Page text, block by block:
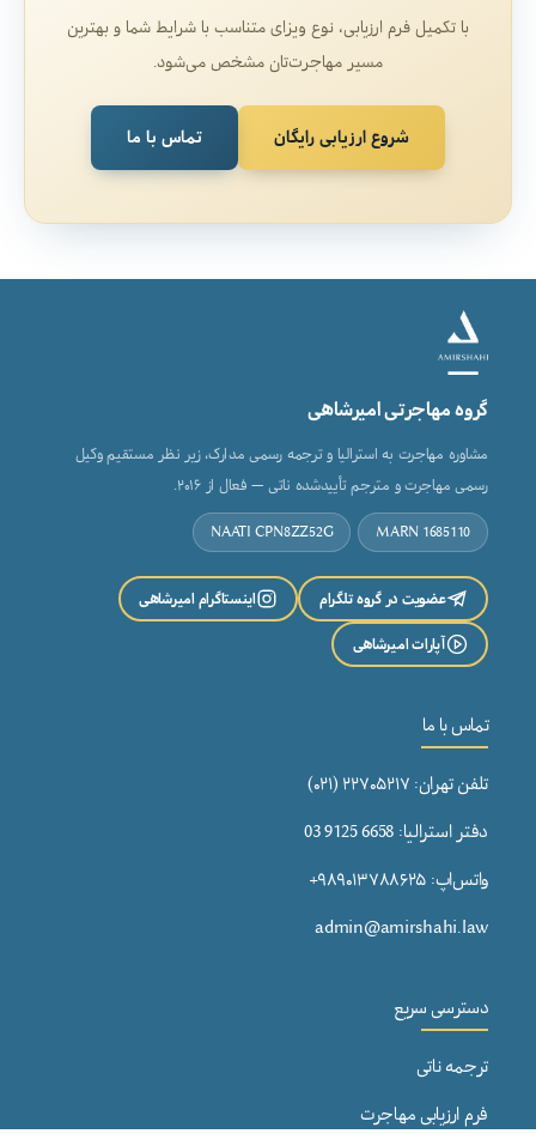
با تکمیل فرم ارزیابی، نوع ویزای متناسب با شرایط شما و بهترین
مسیر مهاجرت‌تان مشخص می‌شود.
شروع ارزیابی رایگان تماس با ما
گروه مهاجرتی امیرشاهی
مشاوره مهاجرت به استرالیا و ترجمه رسمی مدارک، زیر نظر مستقیم وکیل
رسمی مهاجرت و مترجم تأییدشده ناتی — فعال از ۲۰۱۶.
MARN 1685110
NAATI CPN8ZZ52G
عضویت در گروه تلگرام اینستاگرام امیرشاهی
آپارات امیرشاهی
تماس با ما
تلفن تهران: ۲۲۷۰۵۲۱۷ (۰۲۱)
دفتر استرالیا: 6658 9125 03
واتس‌اپ: ۹۸۹۰۱۳۷۸۸۶۲۵+
admin@amirshahi.law
دسترسی سریع
ترجمه ناتی
فرم ارزیابی مهاجرت